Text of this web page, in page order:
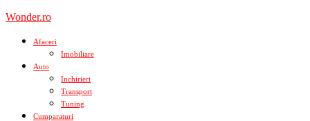
Skip
content
Wonder.ro
Afaceri
Imobiliare
Auto
Inchirieri
Transport
Tuning
Cumparaturi